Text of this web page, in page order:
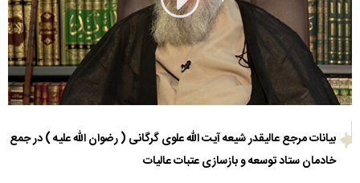
بیانات مرجع عالیقدر شیعه آیت الله علوی گرگانی ( رضوان الله علیه ) در جمع
خادمان ستاد توسعه و بازسازی عتبات عالیات